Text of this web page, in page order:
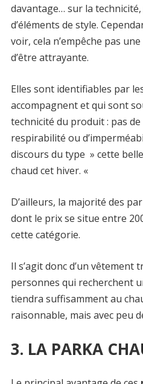
davantage… sur la
d’éléments de style.
voir, cela n’empêche pas
d’être attrayante.
Elles sont identifiables par
accompagnent et qui sont
technicité du produit : pas
respirabilité ou
discours du type » cette
chaud cet hiver. «
D’ailleurs, la majorité des
dont le prix se situe entre
cette catégorie.
Il s’agit donc d’un vêtement
personnes qui recherchent
tiendra suffisamment au
raisonnable, mais avec peu
3. LA PARKA